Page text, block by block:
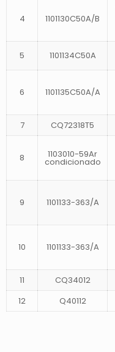
4 1101130C50A/B
5 1101134C50A
6 1101135C50A/A
7 CQ72318T5
8 1103010-59Ar
condicionado
9 1101133-363/A
10 1101133-363/A
11 CQ34012
12
Q40112